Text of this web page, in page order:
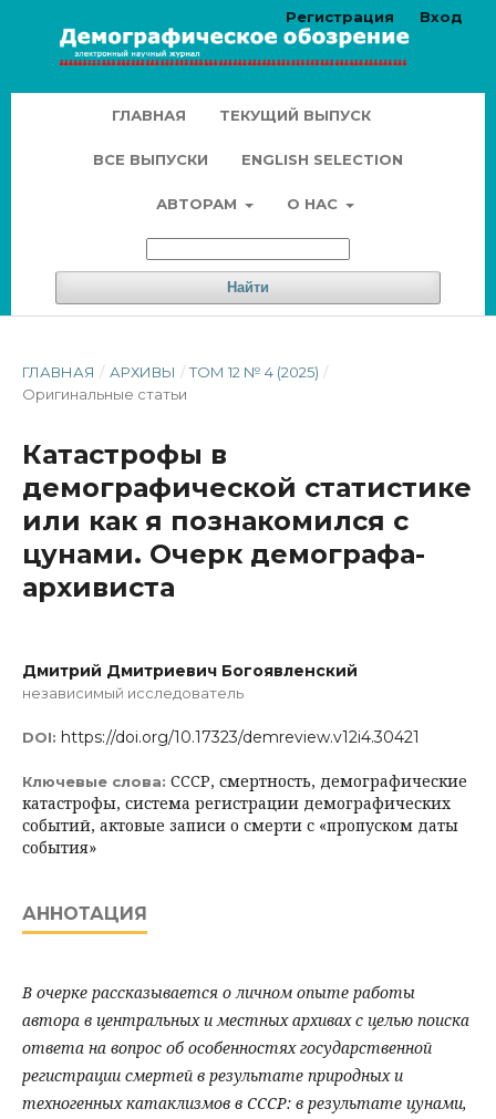
ГЛАВНАЯ ТЕКУЩИЙ ВЫПУСК
ВСЕ ВЫПУСКИ ENGLISH SELECTION
АВТОРАМ О НАС
Найти
Регистрация Вход
ГЛАВНАЯ / АРХИВЫ / ТОМ 12 № 4 (2025) /
Оригинальные статьи
Катастрофы в
демографической статистике
или как я познакомился с
цунами. Очерк демографа-
архивиста
Дмитрий Дмитриевич Богоявленский
независимый исследователь
DOI: https://doi.org/10.17323/demreview.v12i4.30421
Ключевые слова: СССР, смертность, демографические
катастрофы, система регистрации демографических
событий, актовые записи о смерти с «пропуском даты
события»
АННОТАЦИЯ
В очерке рассказывается о личном опыте работы
автора в центральных и местных архивах с целью поиска
ответа на вопрос об особенностях государственной
регистрации смертей в результате природных и
техногенных катаклизмов в СССР: в результате цунами,